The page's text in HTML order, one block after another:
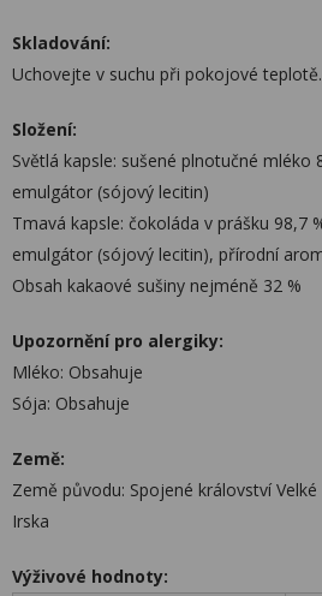
Skladování:
Uchovejte v suchu při pokojové teplotě.
Složení:
Světlá kapsle: sušené plnotučné mléko
emulgátor (sójový lecitin)
Tmavá kapsle: čokoláda v prášku 98,7
emulgátor (sójový lecitin), přírodní
Obsah kakaové sušiny nejméně 32 %
Upozornění pro alergiky:
Mléko: Obsahuje
Sója: Obsahuje
Země:
Země původu: Spojené království
Irska
Výživové hodnoty: